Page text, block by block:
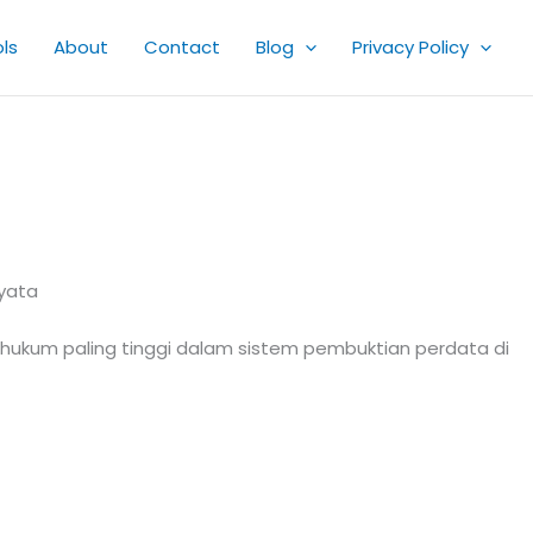
About Contact Blog Privacy Policy
paling tinggi dalam sistem pembuktian perdata di